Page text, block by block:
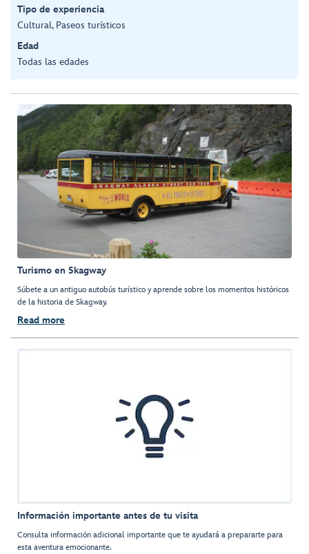
Tipo de experiencia
Cultural, Paseos turísticos
Edad
Todas las edades
Turismo en Skagway
Súbete a un antiguo autobús turístico y aprende sobre los momentos históricos
de la historia de Skagway.
Read more
Información importante antes de tu visita
Consulta información adicional importante que te ayudará a prepararte para
esta aventura emocionante.